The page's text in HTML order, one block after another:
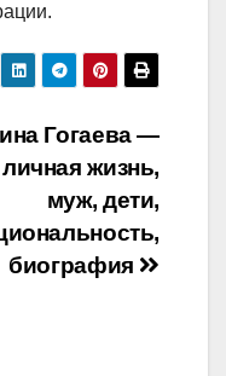
Гогаева —
личная жизнь,
муж, дети,
биография